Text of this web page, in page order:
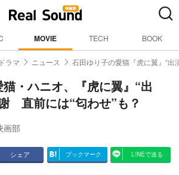
MOVIE TECH BOOK
ラマ ニュース 石田ゆり子の愛猫『虎に翼』“出
・ハニオ、『虎に翼』“出
直前には“匂わせ”も？
画部
シェア ブックマーク LINEで送る